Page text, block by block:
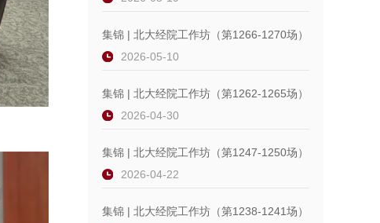
集锦 | 北大经院工作坊（第1266-1270场）
2026-05-10
集锦 | 北大经院工作坊（第1262-1265场）
2026-04-30
集锦 | 北大经院工作坊（第1247-1250场）
2026-04-22
集锦 | 北大经院工作坊（第1238-1241场）